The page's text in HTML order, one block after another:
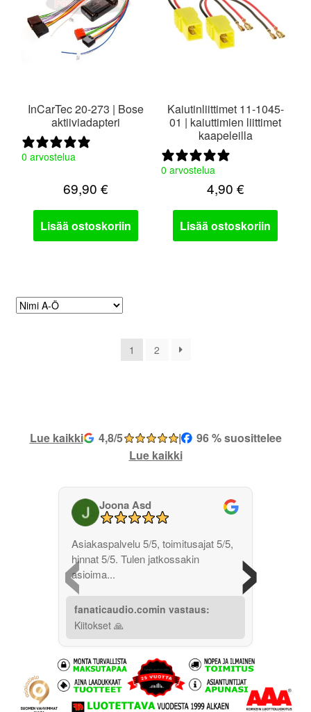
InCarTec 20-273 | Bose
aktiiviadapteri
0 arvostelua
69,90 €
Lisää ostoskoriin
Kaiutinliittimet 11-1045-
01 | kaiuttimien liittimet
kaapeleilla
0 arvostelua
4,90 €
Lisää ostoskoriin
1 2
Lue kaikki 4,8/5 |
96 % suosittelee
Lue kaikki
‹
Joona Asd
Asiakaspalvelu 5/5, toimitusajat 5/5,
hinnat 5/5. Tulen jatkossakin
asioima...
fanaticaudio.comin vastaus:
Kiitokset 🙏
›